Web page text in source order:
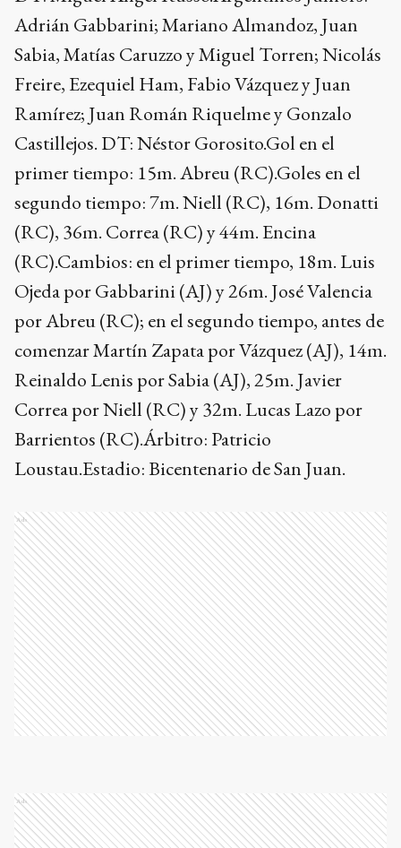
Adrián Gabbarini; Mariano Almandoz, Juan
Sabia, Matías Caruzzo y Miguel Torren; Nicolás
Freire, Ezequiel Ham, Fabio Vázquez y Juan
Ramírez; Juan Román Riquelme y Gonzalo
Castillejos. DT: Néstor Gorosito.Gol en el
primer tiempo: 15m. Abreu (RC).Goles en el
segundo tiempo: 7m. Niell (RC), 16m. Donatti
(RC), 36m. Correa (RC) y 44m. Encina
(RC).Cambios: en el primer tiempo, 18m. Luis
Ojeda por Gabbarini (AJ) y 26m. José Valencia
por Abreu (RC); en el segundo tiempo, antes de
comenzar Martín Zapata por Vázquez (AJ), 14m.
Reinaldo Lenis por Sabia (AJ), 25m. Javier
Correa por Niell (RC) y 32m. Lucas Lazo por
Barrientos (RC).Árbitro: Patricio
Loustau.Estadio: Bicentenario de San Juan.
Ads
Ads